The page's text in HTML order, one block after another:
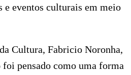
e eventos culturais em meio
Cultura, Fabricio Noronha,
pensado como uma forma